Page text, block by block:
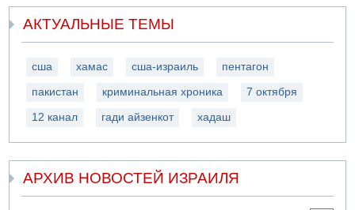
АКТУАЛЬНЫЕ ТЕМЫ
сша хамас сша-израиль пентагон
пакистан криминальная хроника 7 октября
12 канал гади айзенкот хадаш
АРХИВ НОВОСТЕЙ ИЗРАИЛЯ